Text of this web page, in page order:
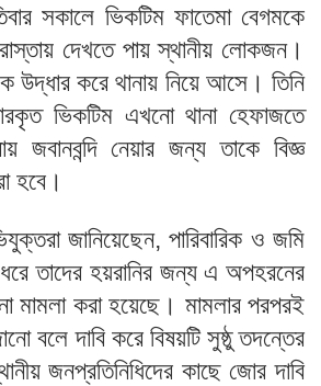
সকালে ভিকটিম ফাতেমা বেগমকে
দেখতে পায় স্থানীয় লোকজন।
উদ্ধার করে থানায় নিয়ে আসে। তিনি
ভিকটিম এখনো থানা হেফাজতে
জবানবন্দি নেয়ার জন্য তাকে বিজ্ঞ
হবে।
জানিয়েছেন, পারিবারিক ও জমি
তাদের হয়রানির জন্য এ অপহরনের
মামলা করা হয়েছে। মামলার পরপরই
বলে দাবি করে বিষয়টি সুষ্ঠু তদন্তের
জনপ্রতিনিধিদের কাছে জোর দাবি